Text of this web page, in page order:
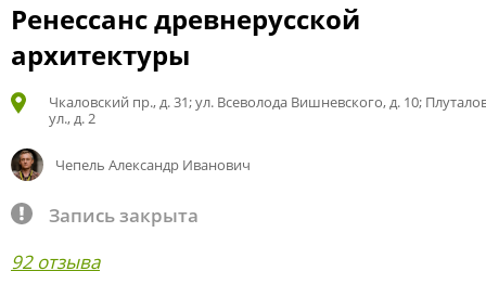
Ренессанс древнерусской
архитектуры
Чкаловский пр., д. 31; ул. Всеволода Вишневского, д. 10;
ул., д. 2
Чепель Александр Иванович
Запись закрыта
92 отзыва